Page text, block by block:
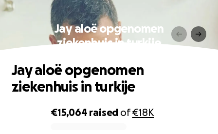
Jay aloë opgenomen
ziekenhuis in turkije
€15,064 raised of€18K
Jay aloë opgenomen
ziekenhuis in turkije